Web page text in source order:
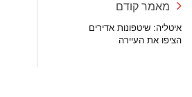
מאמר קודם
איטליה: שיטפונות אדירים
הציפו את העיירה